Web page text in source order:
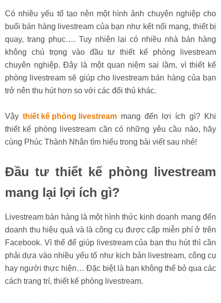
Có nhiều yếu tố tạo nên một hình ảnh chuyên nghiệp cho
buổi bán hàng livestream của bạn như kết nối mạng, thiết bị
quay, trang phục…. Tuy nhiên lại có nhiều nhà bán hàng
không chú trọng vào đầu tư thiết kế phòng livestream
chuyên nghiệp. Đây là một quan niệm sai lầm, vì thiết kế
phòng livestream sẽ giúp cho livestream bán hàng của bạn
trở nên thu hút hơn so với các đối thủ khác.
Vậy thiết kế phòng livestream mang đến lợi ích gì? Khi
thiết kế phòng livestream cần có những yêu cầu nào, hãy
cùng Phúc Thành Nhân tìm hiểu trong bài viết sau nhé!
Đầu tư thiết kế phòng livestream
mang lại lợi ích gì?
Livestream bán hàng là một hình thức kinh doanh mang đến
doanh thu hiệu quả và là công cụ được cấp miễn phí ở trên
Facebook. Vì thế để giúp livestream của bạn thu hút thì cần
phải dựa vào nhiều yếu tố như kịch bản livestream, công cụ
hay người thực hiện… Đặc biệt là bạn không thể bỏ qua các
cách trang trí, thiết kế phòng livestream.